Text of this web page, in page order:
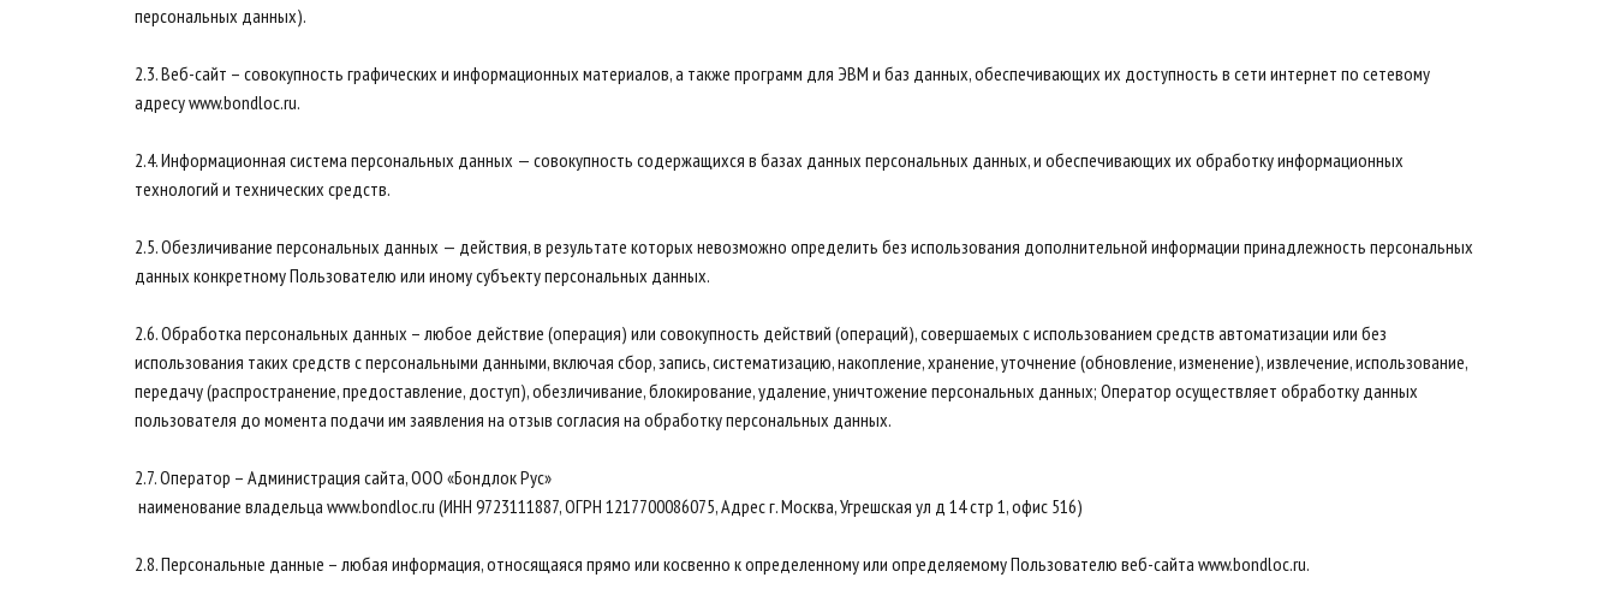
персональных данных).
2.3. Веб-сайт – совокупность графических и информационных материалов, а также программ для ЭВМ и баз данных, обеспечивающих их доступность в сети интернет по сетевому
адресу www.bondloc.ru.
2.4. Информационная система персональных данных — совокупность содержащихся в базах данных персональных данных, и обеспечивающих их обработку информационных
технологий и технических средств.
2.5. Обезличивание персональных данных — действия, в результате которых невозможно определить без использования дополнительной информации принадлежность персональных
данных конкретному Пользователю или иному субъекту персональных данных.
2.6. Обработка персональных данных – любое действие (операция) или совокупность действий (операций), совершаемых с использованием средств автоматизации или без
использования таких средств с персональными данными, включая сбор, запись, систематизацию, накопление, хранение, уточнение (обновление, изменение), извлечение, использование,
передачу (распространение, предоставление, доступ), обезличивание, блокирование, удаление, уничтожение персональных данных; Оператор осуществляет обработку данных
пользователя до момента подачи им заявления на отзыв согласия на обработку персональных данных.
2.7. Оператор – Администрация сайта, ООО «Бондлок Рус»
наименование владельца www.bondloc.ru (ИНН 9723111887, ОГРН 1217700086075, Адрес г. Москва, Угрешская ул д 14 стр 1, офис 516)
2.8. Персональные данные – любая информация, относящаяся прямо или косвенно к определенному или определяемому Пользователю веб-сайта www.bondloc.ru.